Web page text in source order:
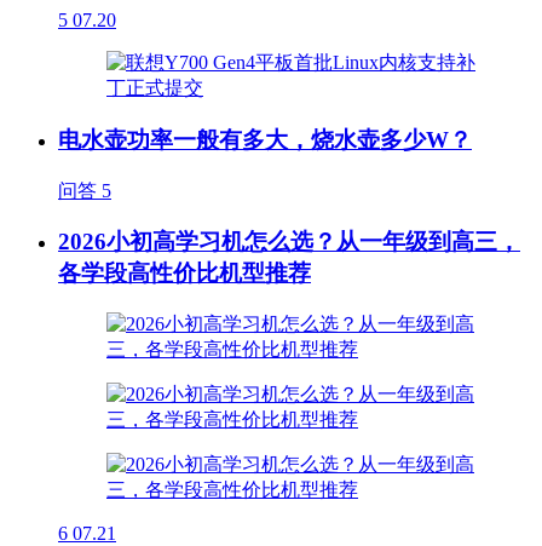
5 07.20
电水壶功率一般有多大，烧水壶多少W？
问答 5
2026小初高学习机怎么选？从一年级到高三，
各学段高性价比机型推荐
6 07.21